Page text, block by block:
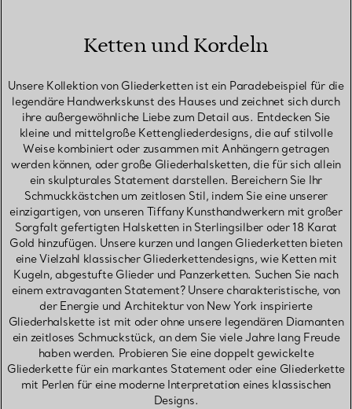
Ketten und Kordeln
Unsere Kollektion von Gliederketten ist ein Paradebeispiel für die
legendäre Handwerkskunst des Hauses und zeichnet sich durch
ihre außergewöhnliche Liebe zum Detail aus. Entdecken Sie
kleine und mittelgroße Kettengliederdesigns, die auf stilvolle
Weise kombiniert oder zusammen mit Anhängern getragen
werden können, oder große Gliederhalsketten, die für sich allein
ein skulpturales Statement darstellen. Bereichern Sie Ihr
Schmuckkästchen um zeitlosen Stil, indem Sie eine unserer
einzigartigen, von unseren Tiffany Kunsthandwerkern mit großer
Sorgfalt gefertigten Halsketten in Sterlingsilber oder 18 Karat
Gold hinzufügen. Unsere kurzen und langen Gliederketten bieten
eine Vielzahl klassischer Gliederkettendesigns, wie Ketten mit
Kugeln, abgestufte Glieder und Panzerketten. Suchen Sie nach
einem extravaganten Statement? Unsere charakteristische, von
der Energie und Architektur von New York inspirierte
Gliederhalskette ist mit oder ohne unsere legendären Diamanten
ein zeitloses Schmuckstück, an dem Sie viele Jahre lang Freude
haben werden. Probieren Sie eine doppelt gewickelte
Gliederkette für ein markantes Statement oder eine Gliederkette
mit Perlen für eine moderne Interpretation eines klassischen
Designs.